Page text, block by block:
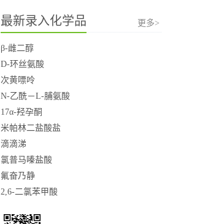
最新录入化学品 更多>
β-雌二醇
D-环丝氨酸
次黄嘌呤
N-乙酰－L-脯氨酸
17α-羟孕酮
米帕林二盐酸盐
滴滴涕
氯普马嗪盐酸
氟奋乃静
2,6-二氯苯甲酸